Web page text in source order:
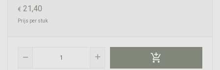
€ 21,40
Prijs per stuk
remove add 